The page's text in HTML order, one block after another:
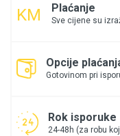
Plaćanje
Sve cijene su
Opcije
Gotovinom pri
Rok isporuke
24-48h (za robu